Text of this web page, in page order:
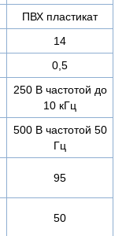
ПВХ пластикат
14
0,5
250 В частотой до
10 кГц
500 В частотой 50
Гц
95
50